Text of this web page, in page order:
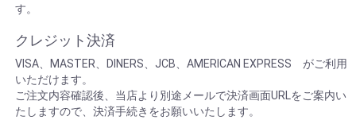
す。
クレジット決済
VISA、MASTER、DINERS、JCB、AMERICAN EXPRESS がご利用
いただけます。
ご注文内容確認後、当店より別途メールで決済画面URLをご案内い
たしますので、決済手続きをお願いいたします。